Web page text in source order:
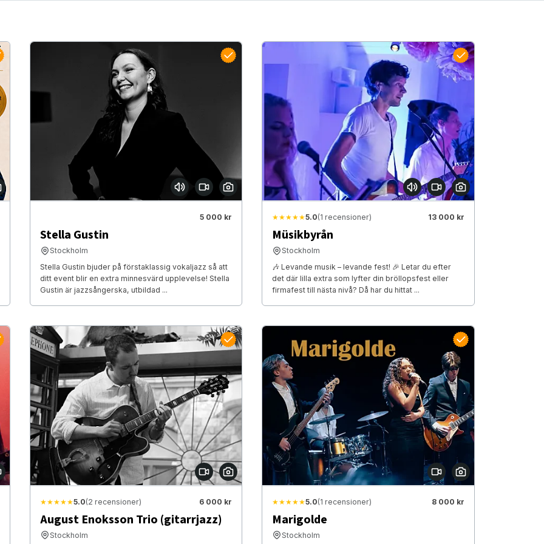
5 000 kr
Stella Gustin
Stockholm
Stella Gustin bjuder på förstaklassig vokaljazz så att
ditt event blir en extra minnesvärd upplevelse! Stella
Gustin är jazzsångerska, utbildad ...
★★★★★5.0(1 recensioner) 13 000 kr
Müsikbyrån
Stockholm
🎶 Levande musik – levande fest! 🎉 Letar du efter
det där lilla extra som lyfter din bröllopsfest eller
firmafest till nästa nivå? Då har du hittat ...
★★★★★5.0(2 recensioner) 6 000 kr
August Enoksson Trio (gitarrjazz)
Stockholm
★★★★★5.0(1 recensioner) 8 000 kr
Marigolde
Stockholm